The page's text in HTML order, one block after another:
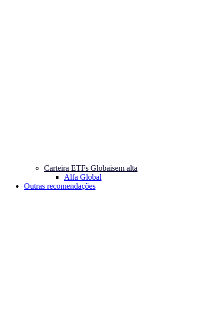
Carteira ETFs Globaisem alta
Alfa Global
Outras recomendações